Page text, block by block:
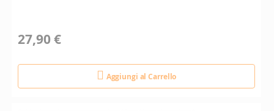
27,90 €
Aggiungi al Carrello